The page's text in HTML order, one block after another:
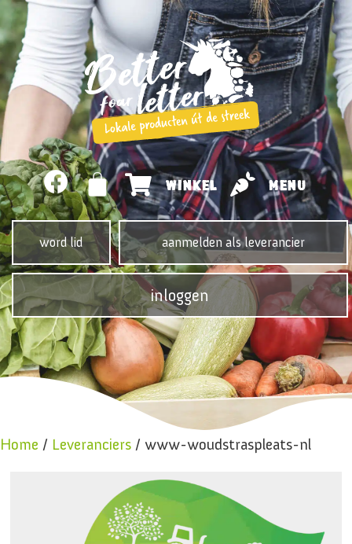
WINKEL MENU
word lid aanmelden als leverancier
inloggen
Home / Leveranciers / www-woudstraspleats-nl